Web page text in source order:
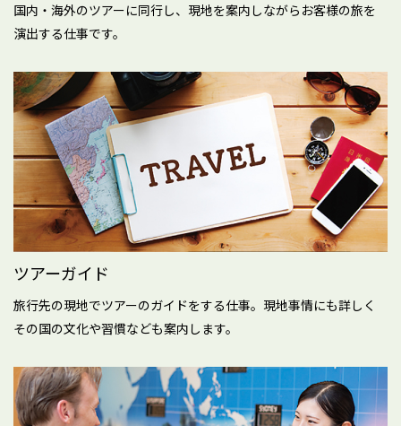
国内・海外のツアーに同行し、現地を案内しながらお客様の旅を
演出する仕事です。
ツアーガイド
旅行先の現地でツアーのガイドをする仕事。現地事情にも詳しく
その国の文化や習慣なども案内します。